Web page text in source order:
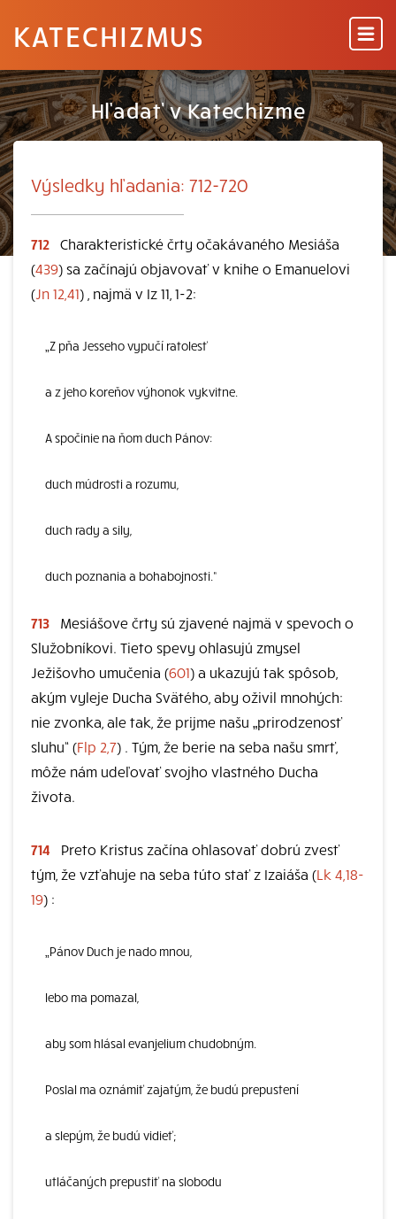
KATECHIZMUS
Hľadať v Katechizme
Výsledky hľadania: 712-720
712 Charakteristické črty očakávaného Mesiáša
(439) sa začínajú objavovať v knihe o Emanuelovi
(Jn 12,41) , najmä v Iz 11, 1-2:
„Z pňa Jesseho vypučí ratolesť
a z jeho koreňov výhonok vykvitne.
A spočinie na ňom duch Pánov:
duch múdrosti a rozumu,
duch rady a sily,
duch poznania a bohabojnosti.“
713
Mesiášove črty sú zjavené najmä v spevoch o
Služobníkovi. Tieto spevy ohlasujú zmysel
Ježišovho umučenia (601) a ukazujú tak spôsob,
akým vyleje Ducha Svätého, aby oživil mnohých:
nie zvonka, ale tak, že prijme našu „prirodzenosť
sluhu“ (Flp 2,7) . Tým, že berie na seba našu smrť,
môže nám udeľovať svojho vlastného Ducha
života.
714
Preto Kristus začína ohlasovať dobrú zvesť
tým, že vzťahuje na seba túto stať z Izaiáša (Lk 4,18-
19) :
„Pánov Duch je nado mnou,
lebo ma pomazal,
aby som hlásal evanjelium chudobným.
Poslal ma oznámiť zajatým, že budú prepustení
a slepým, že budú vidieť;
utláčaných prepustiť na slobodu